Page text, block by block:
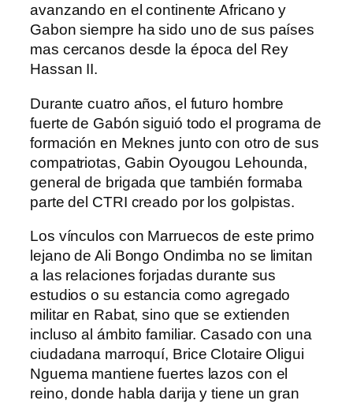
avanzando en el continente Africano y
Gabon siempre ha sido uno de sus países
mas cercanos desde la época del Rey
Hassan II.
Durante cuatro años, el futuro hombre
fuerte de Gabón siguió todo el programa de
formación en Meknes junto con otro de sus
compatriotas, Gabin Oyougou Lehounda,
general de brigada que también formaba
parte del CTRI creado por los golpistas.
Los vínculos con Marruecos de este primo
lejano de Ali Bongo Ondimba no se limitan
a las relaciones forjadas durante sus
estudios o su estancia como agregado
militar en Rabat, sino que se extienden
incluso al ámbito familiar. Casado con una
ciudadana marroquí, Brice Clotaire Oligui
Nguema mantiene fuertes lazos con el
reino, donde habla darija y tiene un gran